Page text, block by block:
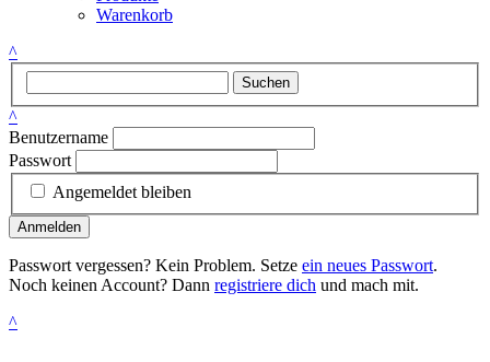
Warenkorb
^
Suchen
^
Benutzername
Passwort
Angemeldet bleiben
Anmelden
Passwort vergessen? Kein Problem. Setze ein neues Passwort.
Noch keinen Account? Dann registriere dich und mach mit.
^